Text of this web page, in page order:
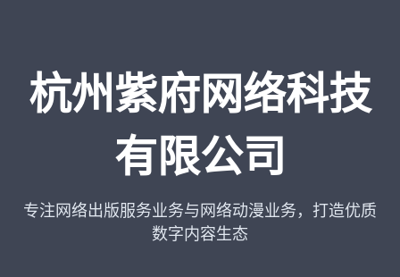
杭州紫府网络科技
有限公司
专注网络出版服务业务与网络动漫业务，打造优质
数字内容生态